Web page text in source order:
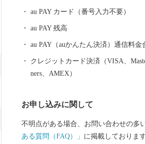
ださい。
au PAY カード（番号入力不要）
au PAY 残高
au PAY（auかんたん決済）通信料金
クレジットカード決済（VISA、
ners、AMEX）
お申し込みに関して
不明点がある場合、お問い合わせの多
ある質問（FAQ）」 に掲載しておりま